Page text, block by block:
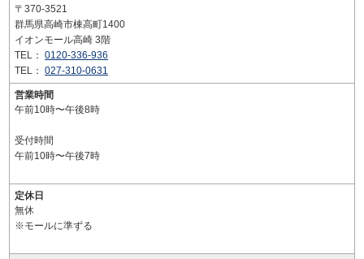
〒370-3521
群馬県高崎市棟高町1400
イオンモール高崎 3階
TEL： 0120-336-936
TEL： 027-310-0631
営業時間
午前10時〜午後8時
受付時間
午前10時〜午後7時
定休日
無休
※モールに準ずる